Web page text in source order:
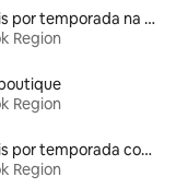
Aluguéis por temporada na orla
Region
Region
Aluguéis por temporada com acesso ao lago
Region